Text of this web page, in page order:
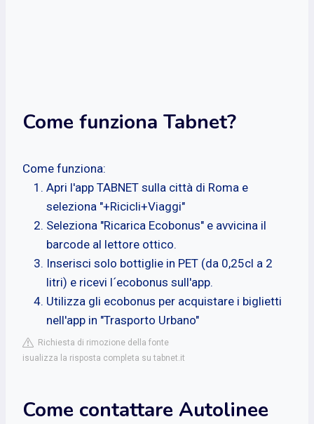
Come funziona Tabnet?
Come funziona:
Apri l'app TABNET sulla città di Roma e
seleziona "+Ricicli+Viaggi"
Seleziona "Ricarica Ecobonus" e avvicina il
barcode al lettore ottico.
Inserisci solo bottiglie in PET (da 0,25cl a 2
litri) e ricevi l´ecobonus sull'app.
Utilizza gli ecobonus per acquistare i biglietti
nell'app in "Trasporto Urbano"
Richiesta di rimozione della fonte
isualizza la risposta completa su tabnet.it
Come contattare Autolinee